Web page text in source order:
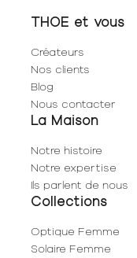
THOE et vous
Créateurs
Nos clients
Blog
Nous contacter
La Maison
Notre histoire
Notre expertise
Ils parlent de nous
Collections
Optique Femme
Solaire Femme